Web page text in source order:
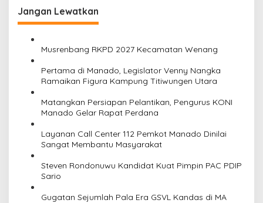
Jangan Lewatkan
Musrenbang RKPD 2027 Kecamatan Wenang
Pertama di Manado, Legislator Venny Nangka
Ramaikan Figura Kampung Titiwungen Utara
Matangkan Persiapan Pelantikan, Pengurus KONI
Manado Gelar Rapat Perdana
Layanan Call Center 112 Pemkot Manado Dinilai
Sangat Membantu Masyarakat
Steven Rondonuwu Kandidat Kuat Pimpin PAC PDIP
Sario
Gugatan Sejumlah Pala Era GSVL Kandas di MA